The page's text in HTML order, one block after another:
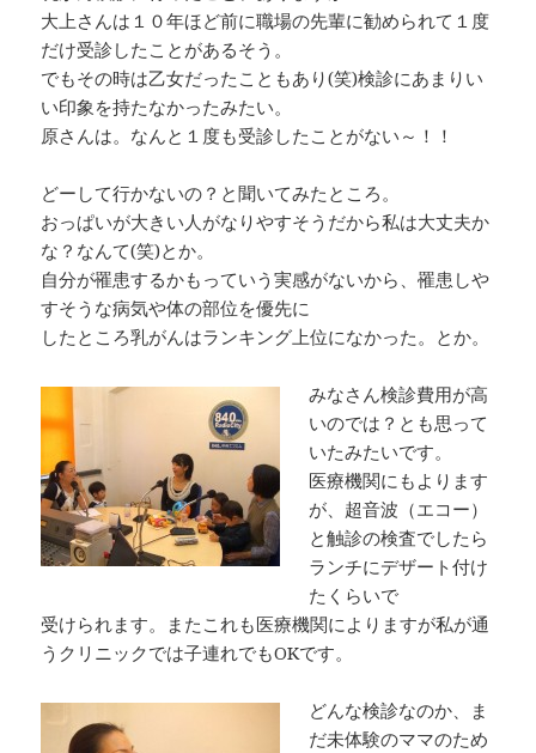
大上さんは１０年ほど前に職場の先輩に勧められて１度
だけ受診したことがあるそう。
でもその時は乙女だったこともあり(笑)検診にあまりい
い印象を持たなかったみたい。
原さんは。なんと１度も受診したことがない～！！
どーして行かないの？と聞いてみたところ。
おっぱいが大きい人がなりやすそうだから私は大丈夫か
な？なんて(笑)とか。
自分が罹患するかもっていう実感がないから、罹患しや
すそうな病気や体の部位を優先に
したところ乳がんはランキング上位になかった。とか。
みなさん検診費用が高
いのでは？とも思って
いたみたいです。
医療機関にもよります
が、超音波（エコー）
と触診の検査でしたら
ランチにデザート付け
たくらいで
受けられます。またこれも医療機関によりますが私が通
うクリニックでは子連れでもOKです。
どんな検診なのか、ま
だ未体験のママのため